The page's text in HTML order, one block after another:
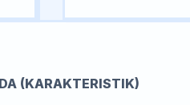
(KARAKTERISTIK)